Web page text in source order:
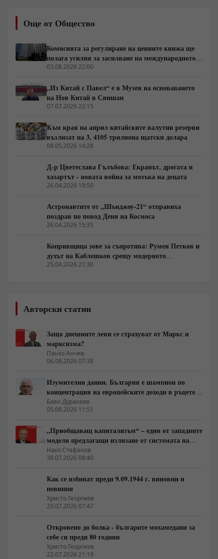
поглед върху ежедневната действителност в Китай за
международната аудитория.
Още от Общество
Комисията за регулиране на ценните книжа ще
полага усилия за засилване на международното
влияние на китайските индекси и активи
03.08.2026 22:00
„Из Китай с Павел“ е в Музея на основаването
на Нов Китай в Сяншан
07.07.2026 22:15
Kъм края на април китайските валутни резерви
възлизат на 3, 4105 трилиона щатски долара
08.05.2026 14:28
Д-р Цветеслава Гълъбова: Екранът, дрогата и
хазартът - новата война за мозъка на децата
26.04.2026 19:50
Астронавтите от „Шънджоу-21“ отправиха
поздрав по повод Деня на Космоса
26.04.2026 15:35
Копривщица зове за съпротива: Румен Петков и
духът на Каблешков срещу модерното
еничарство
25.04.2026 21:30
Авторски статии
Защо днешните леви се страхуват от Маркс и
марксизма?
Панко Анчев
06.08.2026 07:38
Изумителни данни. България е шампион по
концентрация на европейските доходи в ръцете
на най-богатия 1%, надминава и САЩ
Боян Дуранкев
05.08.2026 11:51
„Приобщаващ капитализъм“ – един от западните
модели предлагащи излизане от системата на
неолиберализма
Нако Стефанов
30.07.2026 08:40
Как се избиват преди 9.09.1944 г. виновни и
невинни
Христо Георгиев
29.07.2026 07:47
Откровено до болка - българите мохамедани за
себе си преди 80 години
Христо Георгиев
22.07.2026 21:19